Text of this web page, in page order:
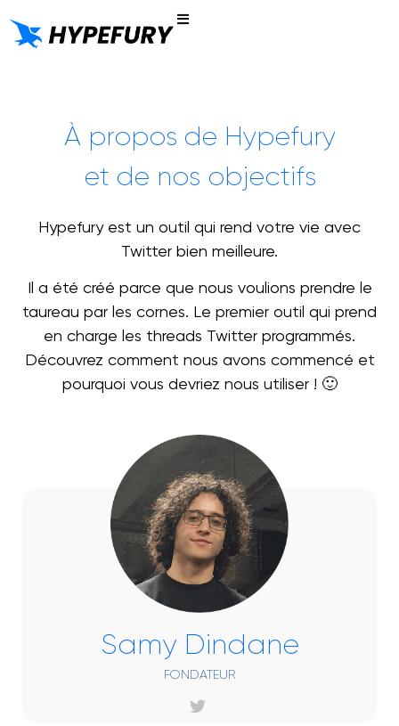
À propos de Hypefury
et de nos objectifs
Hypefury est un outil qui rend votre vie avec
Twitter bien meilleure.
Il a été créé parce que nous voulions prendre le
taureau par les cornes. Le premier outil qui prend
en charge les threads Twitter programmés.
Découvrez comment nous avons commencé et
pourquoi vous devriez nous utiliser ! 🙂
Samy Dindane
FONDATEUR